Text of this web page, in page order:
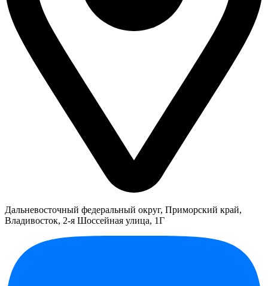
Дальневосточный федеральный округ, Приморский край,
Владивосток, 2-я Шоссейная улица, 1Г